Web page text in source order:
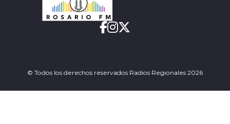
© Todos los derechos reservados Radios Regionales 2026